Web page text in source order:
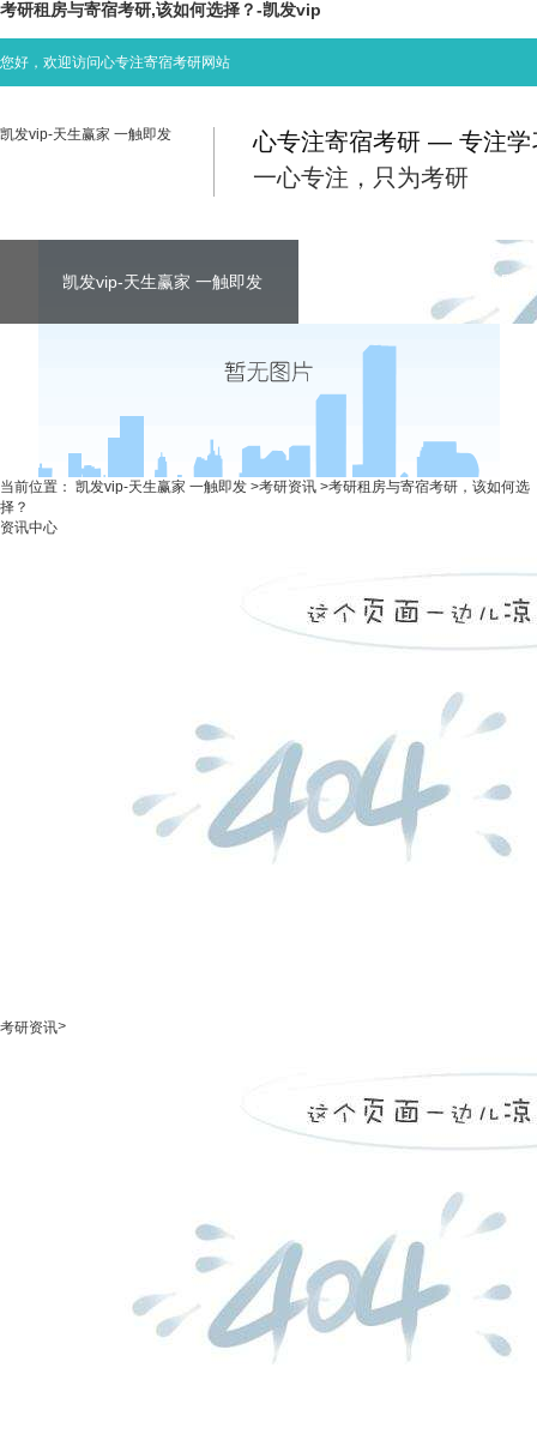
考研租房与寄宿考研,该如何选择？-凯发vip
您好，欢迎访问心专注寄宿考研网站
凯发vip-天生赢家 一触即发
心专注寄宿考研 — 专注学
一心专注，只为考研
凯发vip-天生赢家 一触即发 凯发vip-天生赢家 一触即发
凯发vip-天生赢家 一触即发 考研资讯
当前位置： 凯发vip-天生赢家 一触即发 >考研资讯 >考研租房与寄宿考研，该如何选
择？
资讯中心
考研资讯>